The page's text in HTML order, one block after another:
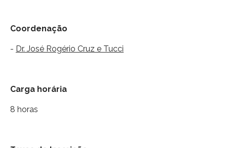
Coordenação
- Dr. José Rogério Cruz e Tucci
Carga horária
8 horas